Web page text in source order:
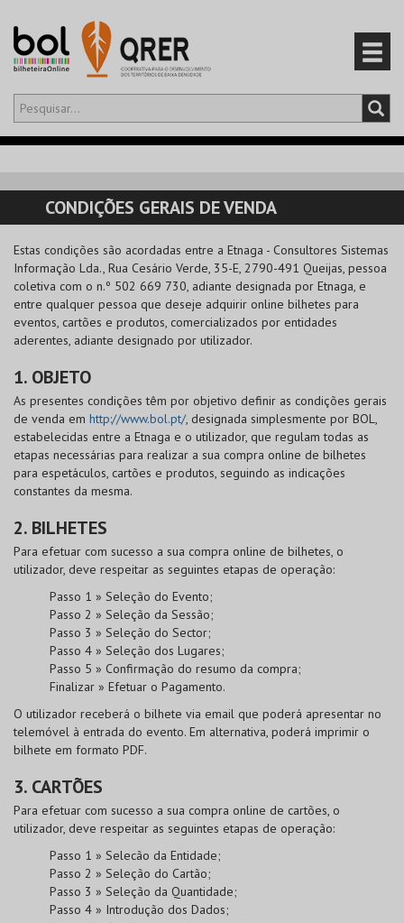
Olá,iniciar sessão
CARRINHO
EVENTOS
CARTÕES
PRODUTOS
CONDIÇÕES GERAIS DE VENDA
Estas condições são acordadas entre a Etnaga - Consultores Sistemas
Informação Lda., Rua Cesário Verde, 35-E, 2790-491 Queijas, pessoa
coletiva com o n.º 502 669 730, adiante designada por Etnaga, e
entre qualquer pessoa que deseje adquirir online bilhetes para
eventos, cartões e produtos, comercializados por entidades
aderentes, adiante designado por utilizador.
1. OBJETO
As presentes condições têm por objetivo definir as condições gerais
de venda em http://www.bol.pt/, designada simplesmente por BOL,
estabelecidas entre a Etnaga e o utilizador, que regulam todas as
etapas necessárias para realizar a sua compra online de bilhetes
para espetáculos, cartões e produtos, seguindo as indicações
constantes da mesma.
2. BILHETES
Para efetuar com sucesso a sua compra online de bilhetes, o
utilizador, deve respeitar as seguintes etapas de operação:
Passo 1 » Seleção do Evento;
Passo 2 » Seleção da Sessão;
Passo 3 » Seleção do Sector;
Passo 4 » Seleção dos Lugares;
Passo 5 » Confirmação do resumo da compra;
Finalizar » Efetuar o Pagamento.
O utilizador receberá o bilhete via email que poderá apresentar no
telemóvel à entrada do evento. Em alternativa, poderá imprimir o
bilhete em formato PDF.
3. CARTÕES
Para efetuar com sucesso a sua compra online de cartões, o
utilizador, deve respeitar as seguintes etapas de operação:
Passo 1 » Selecão da Entidade;
Passo 2 » Seleção do Cartão;
Passo 3 » Seleção da Quantidade;
Passo 4 » Introdução dos Dados;